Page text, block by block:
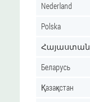
Nederland
Polska
Հայաստան
Беларусь
Қазақстан